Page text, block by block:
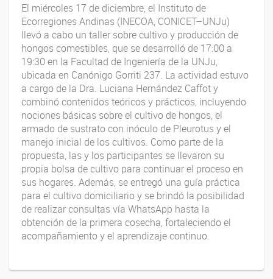
El miércoles 17 de diciembre, el Instituto de
Ecorregiones Andinas (INECOA, CONICET–UNJu)
llevó a cabo un taller sobre cultivo y producción de
hongos comestibles, que se desarrolló de 17:00 a
19:30 en la Facultad de Ingeniería de la UNJu,
ubicada en Canónigo Gorriti 237. La actividad estuvo
a cargo de la Dra. Luciana Hernández Caffot y
combinó contenidos teóricos y prácticos, incluyendo
nociones básicas sobre el cultivo de hongos, el
armado de sustrato con inóculo de Pleurotus y el
manejo inicial de los cultivos. Como parte de la
propuesta, las y los participantes se llevaron su
propia bolsa de cultivo para continuar el proceso en
sus hogares. Además, se entregó una guía práctica
para el cultivo domiciliario y se brindó la posibilidad
de realizar consultas vía WhatsApp hasta la
obtención de la primera cosecha, fortaleciendo el
acompañamiento y el aprendizaje continuo.